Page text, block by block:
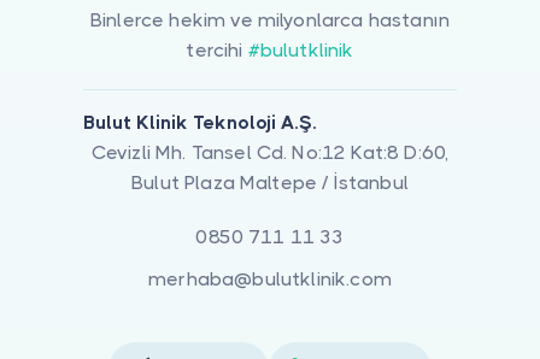
Binlerce hekim ve milyonlarca hastanın
tercihi #bulutklinik
Bulut Klinik Teknoloji A.Ş.
Cevizli Mh. Tansel Cd. No:12 Kat:8 D:60,
Bulut Plaza Maltepe / İstanbul
0850 711 11 33
merhaba@bulutklinik.com